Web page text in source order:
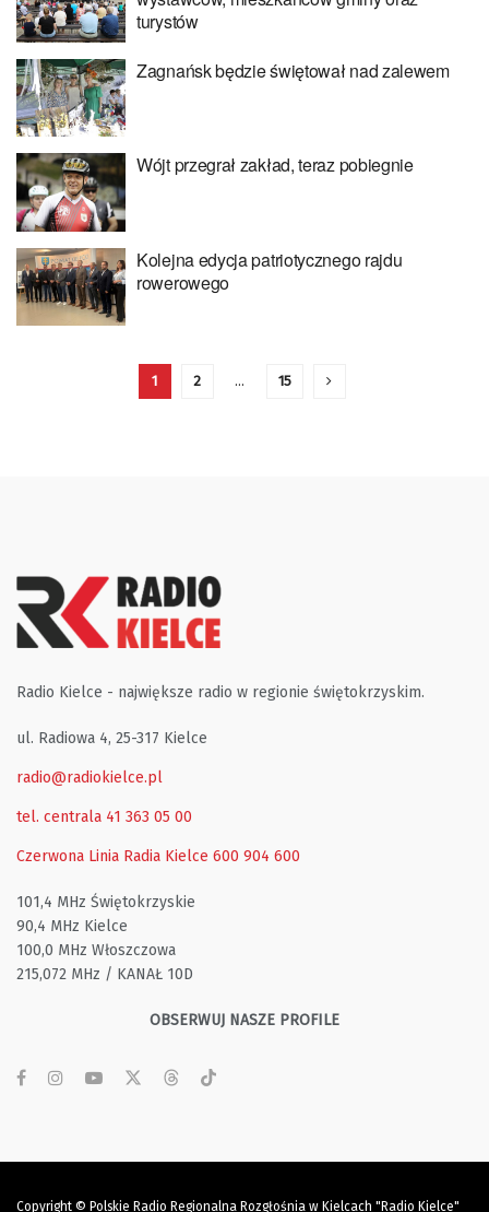
turystów
Zagnańsk będzie świętował nad zalewem
Wójt przegrał zakład, teraz pobiegnie
Kolejna edycja patriotycznego rajdu
rowerowego
1 2 … 15
Radio Kielce - największe radio w regionie świętokrzyskim.
ul. Radiowa 4, 25-317 Kielce
radio@radiokielce.pl
tel. centrala 41 363 05 00
Czerwona Linia Radia Kielce 600 904 600
101,4 MHz Świętokrzyskie
90,4 MHz Kielce
100,0 MHz Włoszczowa
215,072 MHz / KANAŁ 10D
OBSERWUJ NASZE PROFILE
Copyright © Polskie Radio Regionalna Rozgłośnia w Kielcach "Radio Kielce"